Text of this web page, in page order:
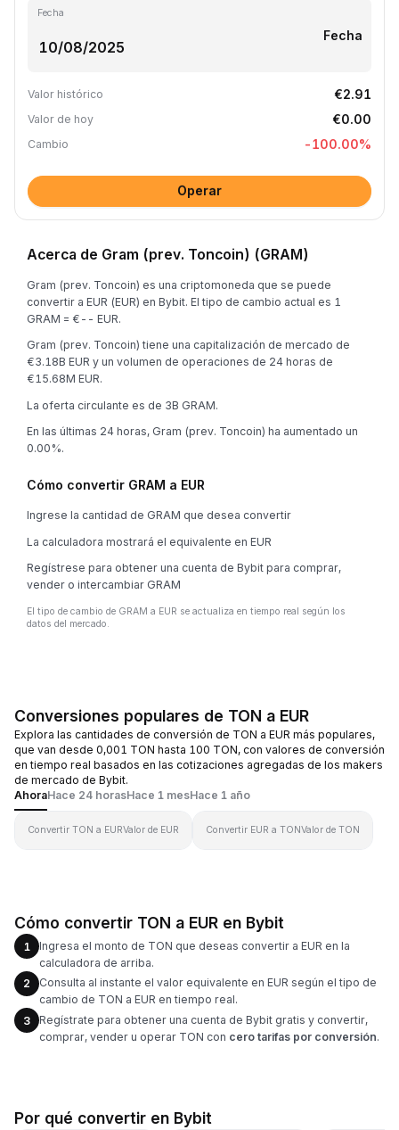
Fecha
Fecha
Valor histórico €2.91
Valor de hoy €0.00
Cambio -100.00%
Operar
Acerca de Gram (prev. Toncoin) (GRAM)
Gram (prev. Toncoin) es una criptomoneda que se puede
convertir a EUR (EUR) en Bybit. El tipo de cambio actual es 1
GRAM = €-- EUR.
Gram (prev. Toncoin) tiene una capitalización de mercado de
€3.18B EUR y un volumen de operaciones de 24 horas de
€15.68M EUR.
La oferta circulante es de 3B GRAM.
En las últimas 24 horas, Gram (prev. Toncoin) ha aumentado un
0.00%.
Cómo convertir GRAM a EUR
Ingrese la cantidad de GRAM que desea convertir
La calculadora mostrará el equivalente en EUR
Regístrese para obtener una cuenta de Bybit para comprar,
vender o intercambiar GRAM
El tipo de cambio de GRAM a EUR se actualiza en tiempo real según los
datos del mercado.
Conversiones populares de TON a EUR
Explora las cantidades de conversión de TON a EUR más populares,
que van desde 0,001 TON hasta 100 TON, con valores de conversión
en tiempo real basados en las cotizaciones agregadas de los makers
de mercado de Bybit.
AhoraHace 24 horasHace 1 mesHace 1 año
Convertir TON a EURValor de EUR Convertir EUR a TONValor de TON
Cómo convertir TON a EUR en Bybit
1
Ingresa el monto de TON que deseas convertir a EUR en la
calculadora de arriba.
2
Consulta al instante el valor equivalente en EUR según el tipo de
cambio de TON a EUR en tiempo real.
3
Regístrate para obtener una cuenta de Bybit gratis y convertir,
comprar, vender u operar TON con cero tarifas por conversión.
Por qué convertir en Bybit